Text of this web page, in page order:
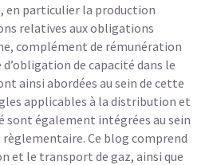
en particulier la production
relatives aux obligations
complément de rémunération
de capacité dans le
ainsi abordées au sein de cette
applicables à la distribution et
sont également intégrées au sein
Ce blog comprend
et le transport de gaz, ainsi que